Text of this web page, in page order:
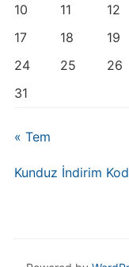
10
11 12
17
18 19
24
25 26
31
« Tem
Kunduz İndirim